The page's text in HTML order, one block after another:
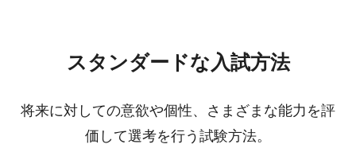
スタンダードな入試方法
将来に対しての意欲や個性、さまざまな能力を評
価して選考を行う試験方法。